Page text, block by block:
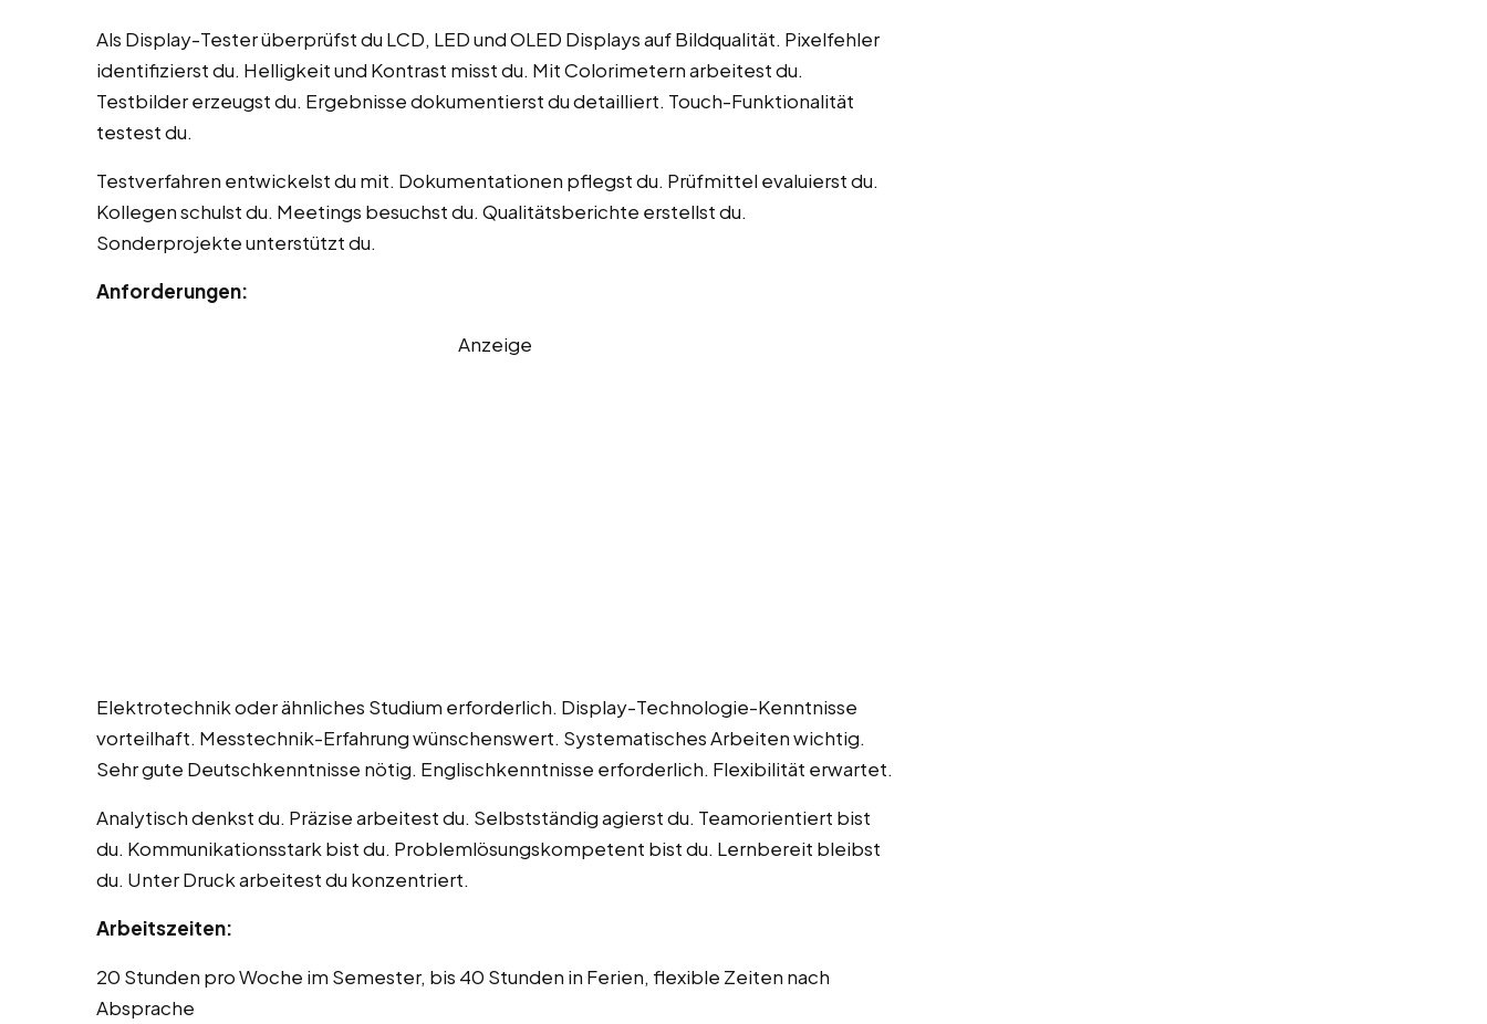
Als Display-Tester überprüfst du LCD, LED und OLED Displays auf Bildqualität. Pixelfehler
identifizierst du. Helligkeit und Kontrast misst du. Mit Colorimetern arbeitest du.
Testbilder erzeugst du. Ergebnisse dokumentierst du detailliert. Touch-Funktionalität
testest du.
Testverfahren entwickelst du mit. Dokumentationen pflegst du. Prüfmittel evaluierst du.
Kollegen schulst du. Meetings besuchst du. Qualitätsberichte erstellst du.
Sonderprojekte unterstützt du.
Anforderungen:
Anzeige
Elektrotechnik oder ähnliches Studium erforderlich. Display-Technologie-Kenntnisse
vorteilhaft. Messtechnik-Erfahrung wünschenswert. Systematisches Arbeiten wichtig.
Sehr gute Deutschkenntnisse nötig. Englischkenntnisse erforderlich. Flexibilität erwartet.
Analytisch denkst du. Präzise arbeitest du. Selbstständig agierst du. Teamorientiert bist
du. Kommunikationsstark bist du. Problemlösungskompetent bist du. Lernbereit bleibst
du. Unter Druck arbeitest du konzentriert.
Arbeitszeiten:
20 Stunden pro Woche im Semester, bis 40 Stunden in Ferien, flexible Zeiten nach
Absprache